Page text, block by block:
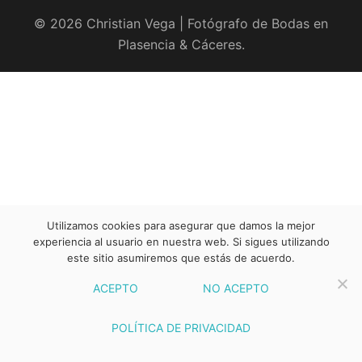
© 2026 Christian Vega | Fotógrafo de Bodas en
Plasencia & Cáceres.
Utilizamos cookies para asegurar que damos la mejor
experiencia al usuario en nuestra web. Si sigues utilizando
este sitio asumiremos que estás de acuerdo.
ACEPTO NO ACEPTO
POLÍTICA DE PRIVACIDAD